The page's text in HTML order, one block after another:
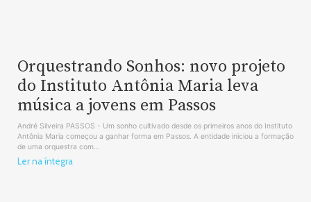
Orquestrando Sonhos: novo projeto
do Instituto Antônia Maria leva
música a jovens em Passos
André Silveira PASSOS - Um sonho cultivado desde os primeiros anos do Instituto
Antônia Maria começou a ganhar forma em Passos. A entidade iniciou a formação
de uma orquestra com...
Ler na íntegra